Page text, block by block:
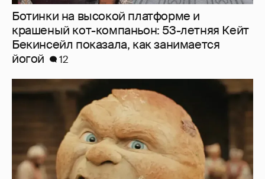
Нулевой рейтинг, мемы и "туалетный
юмор": в сети обсуждают провал "Колобка"